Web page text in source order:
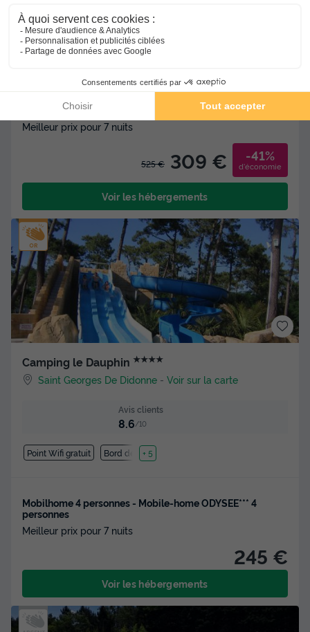
47 avis
Wifi payant Piscine extérieure chauffée
chambres - TV - CLIM - LV
Meilleur prix pour 7 nuits
525 € 309 € -41%
d'économie
Voir les hébergements
Camping le Dauphin ★★★★
Saint Georges De Didonne -Voir sur la carte
Avis clients
8.6/10
Point Wifi gratuit Bord de mer
+ 5
Mobilhome 4 personnes - Mobile-home ODYSEE*** 4
personnes
Meilleur prix pour 7 nuits
245 €
Voir les hébergements